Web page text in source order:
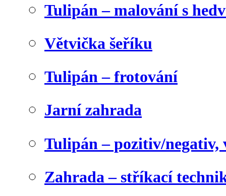
Tulipán – malování s
Větvička šeříku
Tulipán – frotování
Jarní zahrada
Tulipán – pozitiv/negativ,
Zahrada – stříkací